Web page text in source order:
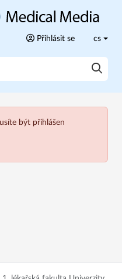
Přihlásit se cs
být přihlášen